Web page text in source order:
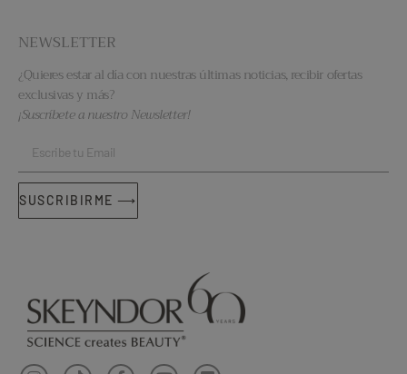
NEWSLETTER
¿Quieres estar al día con nuestras últimas noticias, recibir ofertas
exclusivas y más?
¡Suscríbete a nuestro Newsletter!
SUSCRIBIRME ⟶